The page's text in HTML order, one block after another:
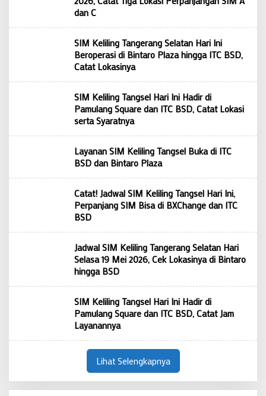
dan C
SIM Keliling Tangerang Selatan Hari Ini
Beroperasi di Bintaro Plaza hingga ITC BSD,
Catat Lokasinya
SIM Keliling Tangsel Hari Ini Hadir di
Pamulang Square dan ITC BSD, Catat Lokasi
serta Syaratnya
Layanan SIM Keliling Tangsel Buka di ITC
BSD dan Bintaro Plaza
Catat! Jadwal SIM Keliling Tangsel Hari Ini,
Perpanjang SIM Bisa di BXChange dan ITC
BSD
Jadwal SIM Keliling Tangerang Selatan Hari
Selasa 19 Mei 2026, Cek Lokasinya di Bintaro
hingga BSD
SIM Keliling Tangsel Hari Ini Hadir di
Pamulang Square dan ITC BSD, Catat Jam
Layanannya
Lihat Selengkapnya